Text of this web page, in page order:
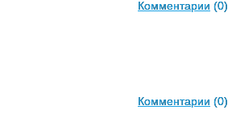
Комментарии (0)
Комментарии (0)